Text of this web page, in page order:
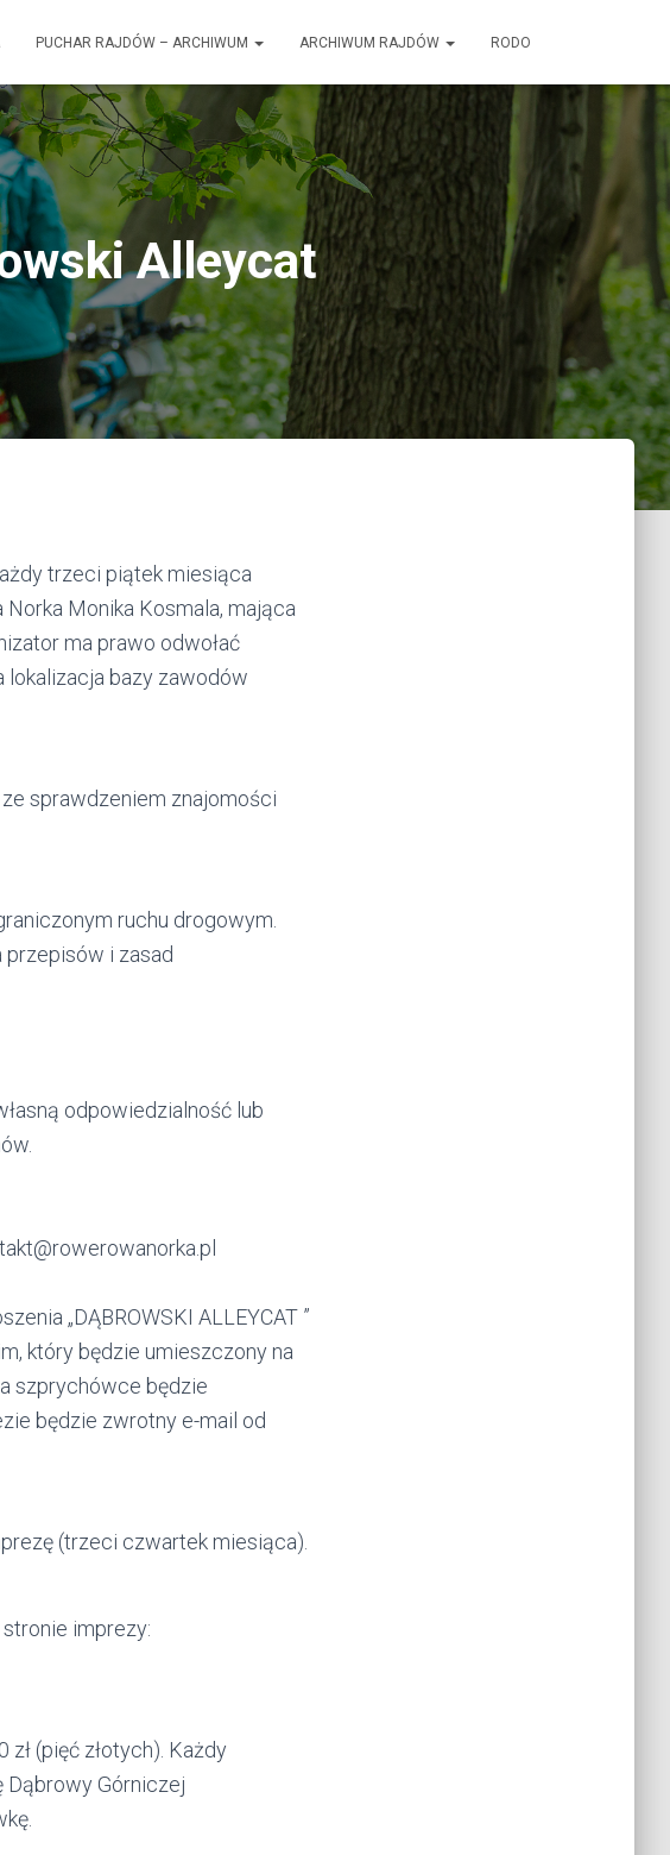
PUCHAR RAJDÓW – ARCHIWUM ARCHIWUM RAJDÓW RODO
Alleycat
trzeci piątek miesiąca
Monika Kosmala, mająca
ma prawo odwołać
lokalizacja bazy zawodów
sprawdzeniem znajomości
ruchu drogowym.
i zasad
odpowiedzialność lub
„DĄBROWSKI ALLEYCAT ”
który będzie umieszczony na
szprychówce będzie
będzie zwrotny e-mail od
(trzeci czwartek miesiąca).
imprezy:
(pięć złotych). Każdy
Dąbrowy Górniczej